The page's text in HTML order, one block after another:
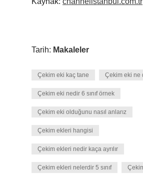
Tarih: Makaleler
Çekim eki kaç tane Çekim eki ne
Çekim eki nedir 6 sınıf örnek
Çekim eki olduğunu nasıl anlarız
Çekim ekleri hangisi
Çekim ekleri nedir kaça ayrılır
Çekim ekleri nelerdir 5 sınıf